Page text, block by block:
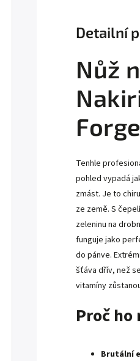
Detailní
Nůž
Tenhle
pohled vypadá
zmást. Je to
ze země. S
zeleninu na
funguje jako
do pánve.
šťáva dřív, než
vitamíny
Proč
Brutální